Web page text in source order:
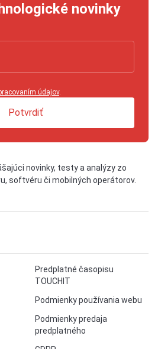
novinky
údajov.
Potvrdiť
novinky, testy a analýzy zo
softvéru či mobilných operátorov.
Predplatné časopisu
TOUCHIT
Podmienky používania webu
Podmienky predaja
predplatného